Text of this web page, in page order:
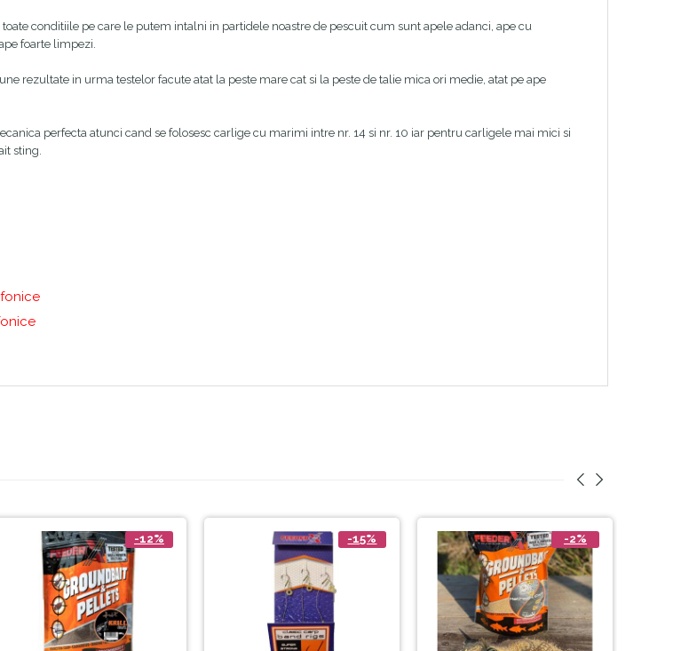
conditiile pe care le putem intalni in partidele noastre de pescuit cum sunt apele adanci, ape cu
foarte limpezi.
rezultate in urma testelor facute atat la peste mare cat si la peste de talie mica ori medie, atat pe ape
perfecta atunci cand se folosesc carlige cu marimi intre nr. 14 si nr. 10 iar pentru carligele mai mici si
sting.
-12% -15% -2%